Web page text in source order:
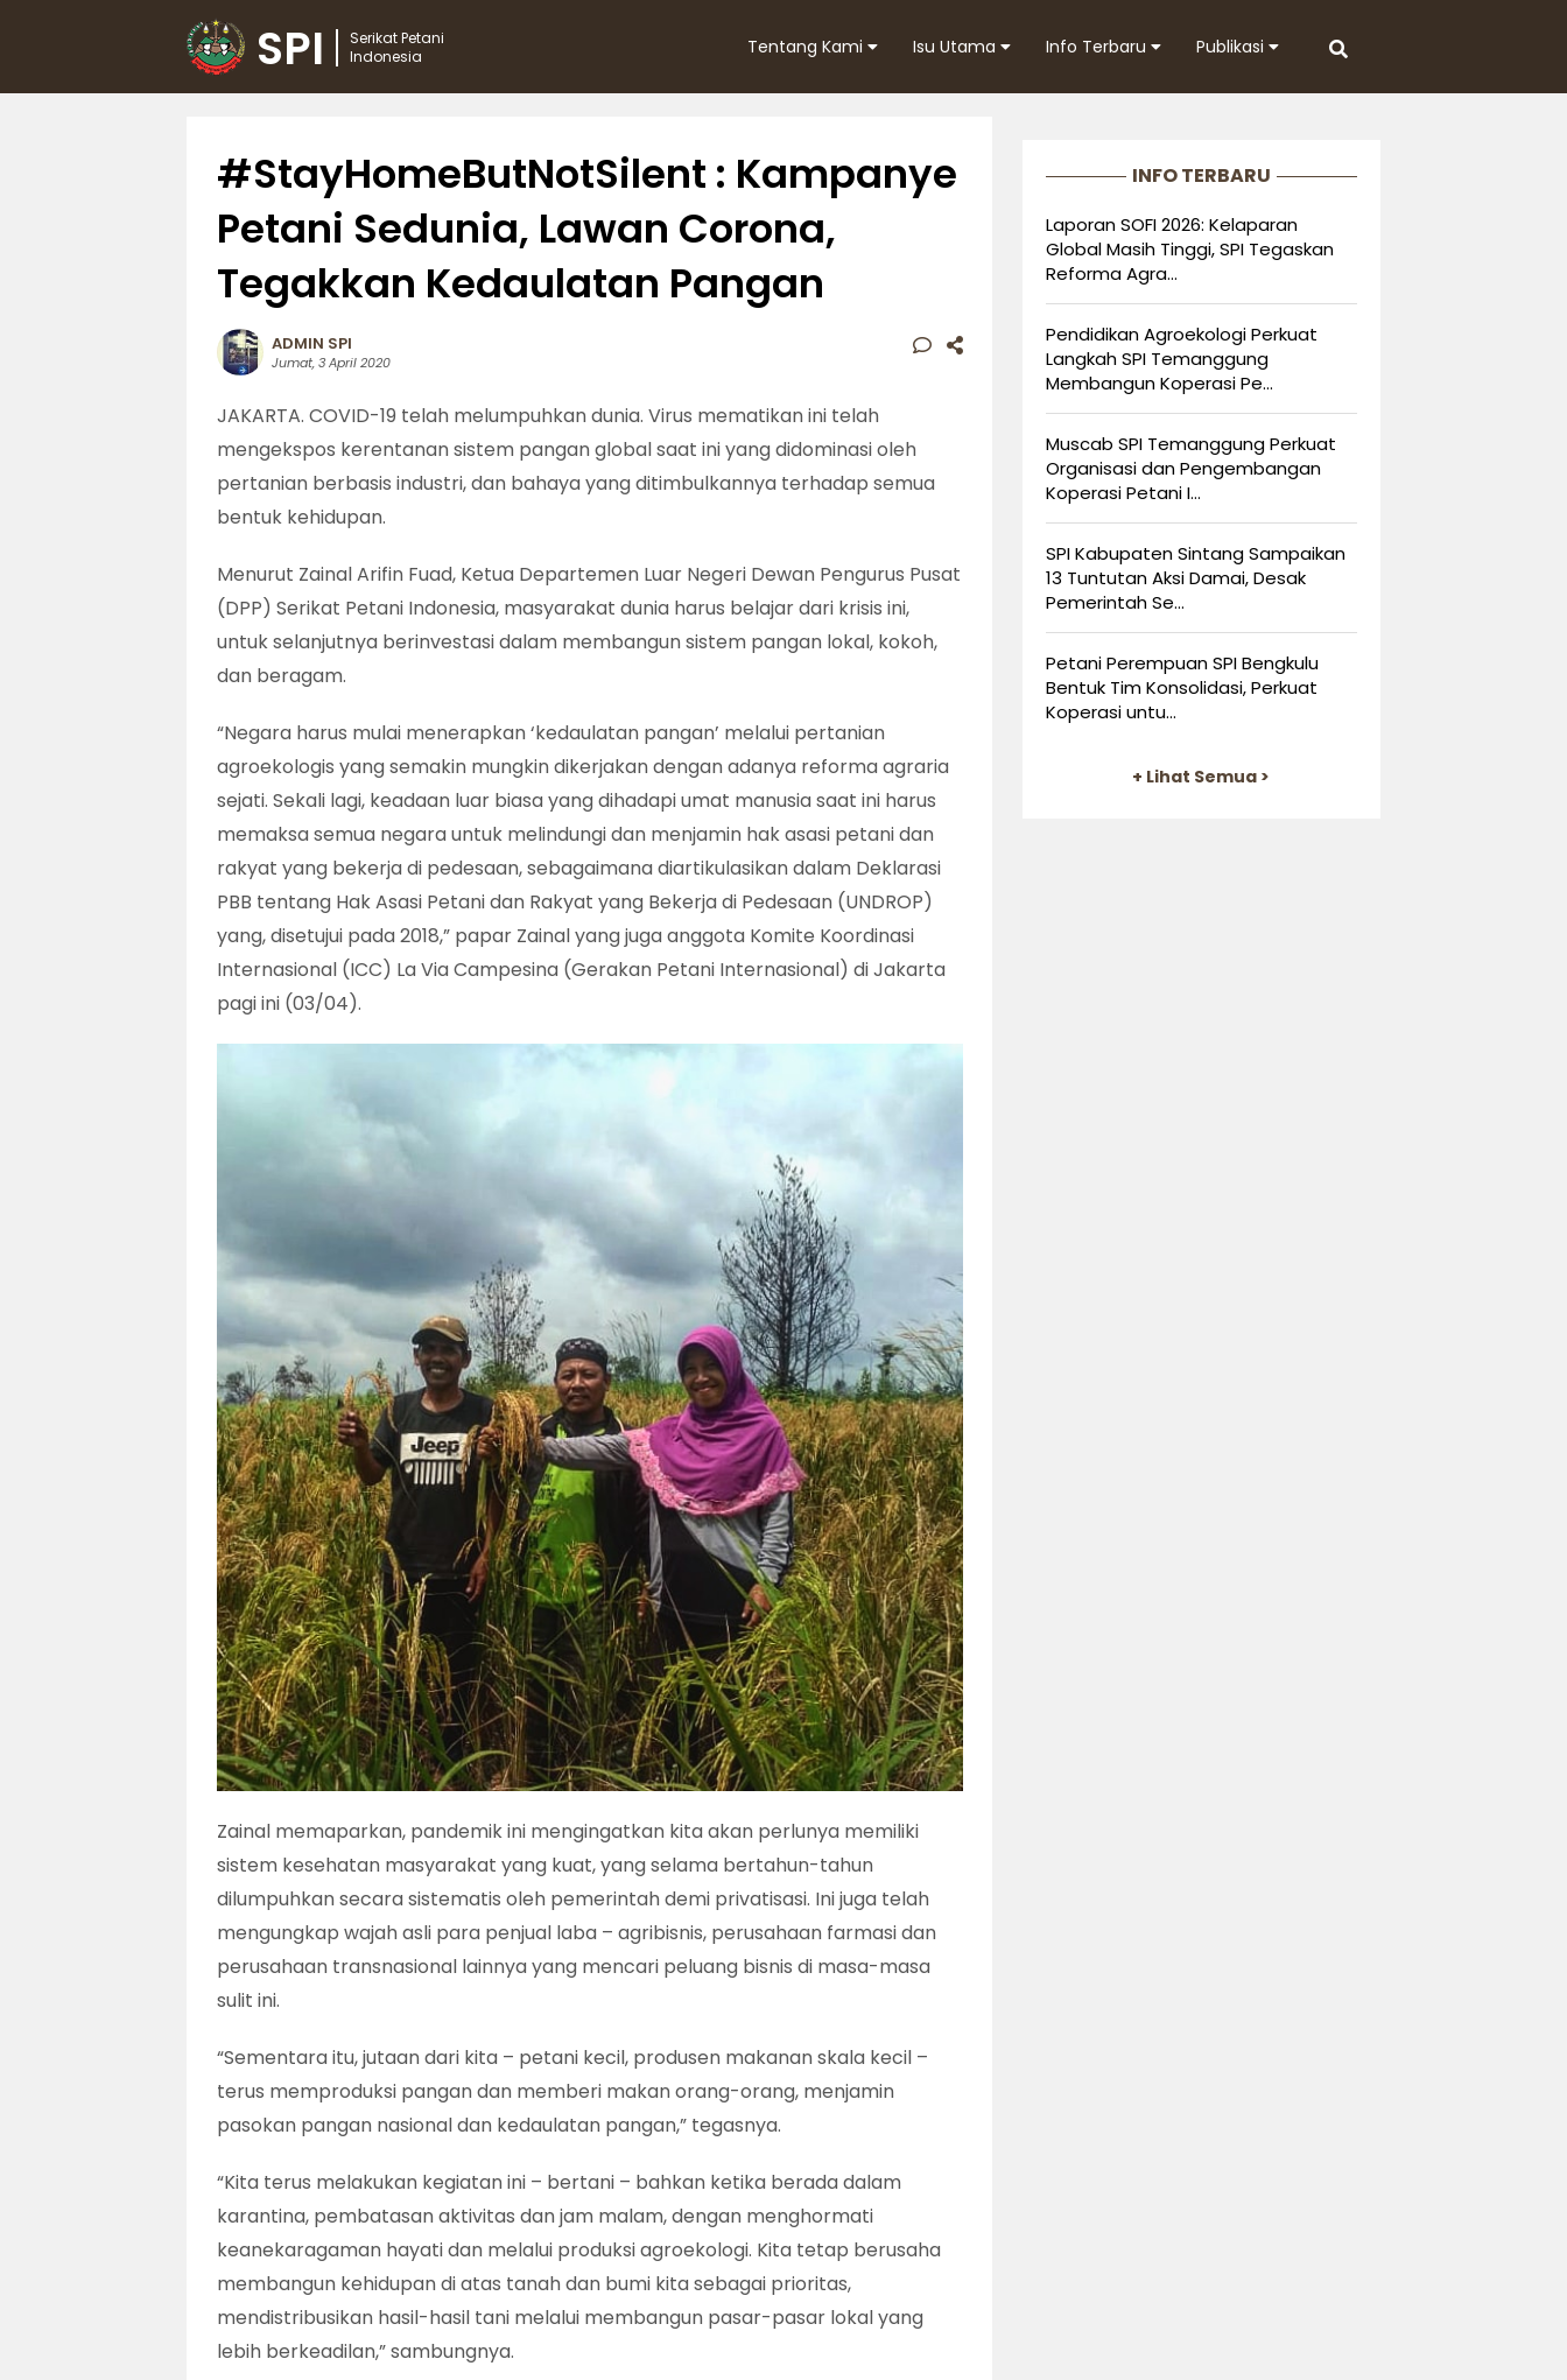
SPI
Serikat Petani
Indonesia
Tentang Kami Isu Utama Info Terbaru Publikasi
#StayHomeButNotSilent : Kampanye
Petani Sedunia, Lawan Corona,
Tegakkan Kedaulatan Pangan
ADMIN SPI
Jumat, 3 April 2020
JAKARTA. COVID-19 telah melumpuhkan dunia. Virus mematikan ini telah
mengekspos kerentanan sistem pangan global saat ini yang didominasi oleh
pertanian berbasis industri, dan bahaya yang ditimbulkannya terhadap semua
bentuk kehidupan.
Menurut Zainal Arifin Fuad, Ketua Departemen Luar Negeri Dewan Pengurus Pusat
(DPP) Serikat Petani Indonesia, masyarakat dunia harus belajar dari krisis ini,
untuk selanjutnya berinvestasi dalam membangun sistem pangan lokal, kokoh,
dan beragam.
“Negara harus mulai menerapkan ‘kedaulatan pangan’ melalui pertanian
agroekologis yang semakin mungkin dikerjakan dengan adanya reforma agraria
sejati. Sekali lagi, keadaan luar biasa yang dihadapi umat manusia saat ini harus
memaksa semua negara untuk melindungi dan menjamin hak asasi petani dan
rakyat yang bekerja di pedesaan, sebagaimana diartikulasikan dalam Deklarasi
PBB tentang Hak Asasi Petani dan Rakyat yang Bekerja di Pedesaan (UNDROP)
yang, disetujui pada 2018,” papar Zainal yang juga anggota Komite Koordinasi
Internasional (ICC) La Via Campesina (Gerakan Petani Internasional) di Jakarta
pagi ini (03/04).
Zainal memaparkan, pandemik ini mengingatkan kita akan perlunya memiliki
sistem kesehatan masyarakat yang kuat, yang selama bertahun-tahun
dilumpuhkan secara sistematis oleh pemerintah demi privatisasi. Ini juga telah
mengungkap wajah asli para penjual laba – agribisnis, perusahaan farmasi dan
perusahaan transnasional lainnya yang mencari peluang bisnis di masa-masa
sulit ini.
“Sementara itu, jutaan dari kita – petani kecil, produsen makanan skala kecil –
terus memproduksi pangan dan memberi makan orang-orang, menjamin
pasokan pangan nasional dan kedaulatan pangan,” tegasnya.
“Kita terus melakukan kegiatan ini – bertani – bahkan ketika berada dalam
karantina, pembatasan aktivitas dan jam malam, dengan menghormati
keanekaragaman hayati dan melalui produksi agroekologi. Kita tetap berusaha
membangun kehidupan di atas tanah dan bumi kita sebagai prioritas,
mendistribusikan hasil-hasil tani melalui membangun pasar-pasar lokal yang
lebih berkeadilan,” sambungnya.
INFO TERBARU
Laporan SOFI 2026: Kelaparan
Global Masih Tinggi, SPI Tegaskan
Reforma Agra...
Pendidikan Agroekologi Perkuat
Langkah SPI Temanggung
Membangun Koperasi Pe...
Muscab SPI Temanggung Perkuat
Organisasi dan Pengembangan
Koperasi Petani I...
SPI Kabupaten Sintang Sampaikan
13 Tuntutan Aksi Damai, Desak
Pemerintah Se...
Petani Perempuan SPI Bengkulu
Bentuk Tim Konsolidasi, Perkuat
Koperasi untu...
+ Lihat Semua >